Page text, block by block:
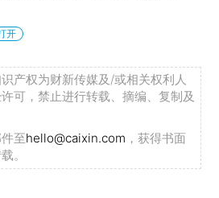
开
产权为财新传媒及/或相关权利人
可，禁止进行转载、摘编、复制及
至hello@caixin.com ，获得书面
。